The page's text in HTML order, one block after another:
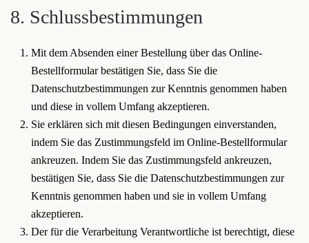
8. Schlussbestimmungen
Mit dem Absenden einer Bestellung über das Online-
Bestellformular bestätigen Sie, dass Sie die
Datenschutzbestimmungen zur Kenntnis genommen haben
und diese in vollem Umfang akzeptieren.
Sie erklären sich mit diesen Bedingungen einverstanden,
indem Sie das Zustimmungsfeld im Online-Bestellformular
ankreuzen. Indem Sie das Zustimmungsfeld ankreuzen,
bestätigen Sie, dass Sie die Datenschutzbestimmungen zur
Kenntnis genommen haben und sie in vollem Umfang
akzeptieren.
Der für die Verarbeitung Verantwortliche ist berechtigt, diese